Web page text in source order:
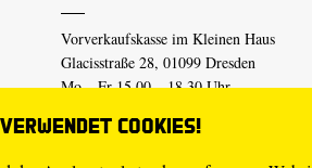
Cookies!
Vorverkaufskasse im Kleinen Haus
Glacisstraße 28, 01099 Dresden
Mo – Fr 15.00 – 18.30 Uhr
geschlossen.